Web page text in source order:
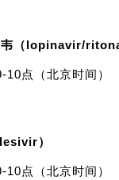
韦（lopinavir/
点（北京时间）
）
点（北京时间）